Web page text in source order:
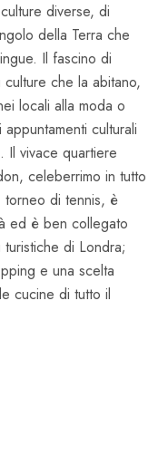
diverse, di
della Terra che
Il fascino di
che la abitano,
locali alla moda o
culturali
Il vivace quartiere
celeberrimo in tutto
di tennis, è
ed è ben collegato
di Londra;
e una scelta
cucine di tutto il